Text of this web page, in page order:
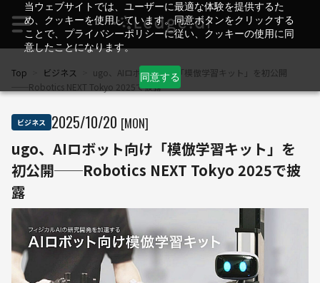
当ウェブサイトでは、ユーザーに最適な体験を提供するた
め、クッキーを使用しています。同意ボタンをクリックする
ことで、プライバシーポリシーに従い、クッキーの使用に同
意したことになります。
同意する
Top ビジネス
ugo、AIロボット向け「模倣学習キット」を初公開
──Robotics NEXT Tokyo 2025で披露
ビジネス 2025/10/20 [MON]
ugo、AIロボット向け「模倣学習キット」を
初公開──Robotics NEXT Tokyo 2025で披
露